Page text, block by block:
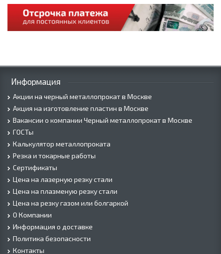
Информация
Акции на черный металлопрокат в Москве
Акция на изготовление пластин в Москве
Вакансии о компании Черный металлопрокат в Москве
ГОСТы
Калькулятор металлопроката
Резка и токарные работы
Сертификаты
Цена на лазерную резку стали
Цена на плазменую резку стали
Цена на резку газом или болгаркой
О Компании
Информация о доставке
Политика безопасности
Контакты